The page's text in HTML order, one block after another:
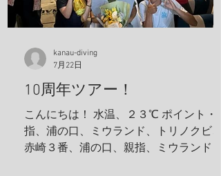
10周年ツアー！
こんにちは！ 水温、２３℃ ポイント・親
指、浦の口、ミウランド、トリノクビ、
赤崎３番、浦の口、親指、ミウランド 見
kanau-diving
7月22日